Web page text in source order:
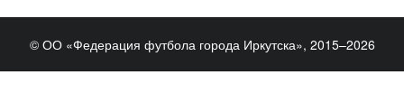
© ОО «Федерация футбола города Иркутска», 2015–2026